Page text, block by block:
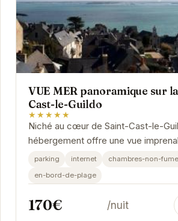
VUE MER panoramique sur
Cast-le-Guildo
★★★★★
Niché au cœur de Saint-Cast-le-
hébergement offre une vue
Idéal pour une escapade
parking internet
chambres-non-
en-bord-de-plage
170€ /nuit